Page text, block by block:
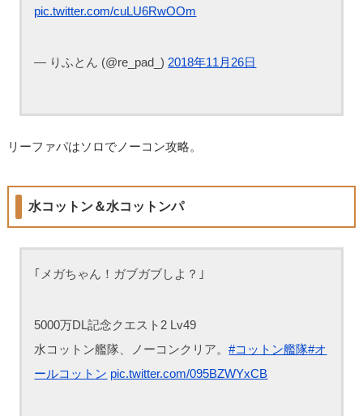
pic.twitter.com/cuLU6RwOOm
— りふとん (@re_pad_) 2018年11月26日
リーファパはソロでノーコン攻略。
水コットン＆水コットンパ
｢メガちゃん！ガブガブしよ？｣
5000万DL記念クエスト2 Lv49
水コットン艦隊、ノーコンクリア。#コットン艦隊#オ
ールコットン pic.twitter.com/095BZWYxCB